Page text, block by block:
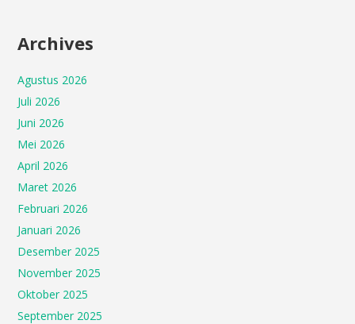
Archives
Agustus 2026
Juli 2026
Juni 2026
Mei 2026
April 2026
Maret 2026
Februari 2026
Januari 2026
Desember 2025
November 2025
Oktober 2025
September 2025